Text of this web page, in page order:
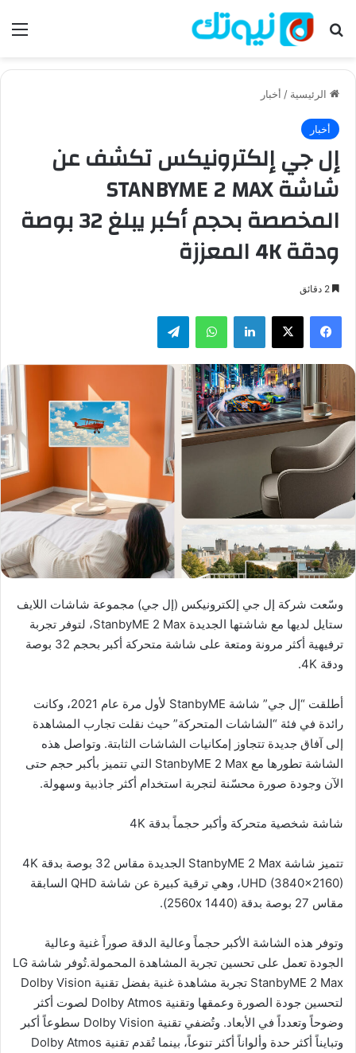
بحث عن
الرئيسية / أخبار
أخبار
إل جي إلكترونيكس تكشف عن
شاشة STANBYME 2 MAX
المخصصة بحجم أكبر يبلغ 32 بوصة
ودقة 4K المعززة
فيسبوك ‫X لينكدإن واتساب تيلقرام
وسّعت شركة إل جي إلكترونيكس (إل جي) مجموعة شاشات اللايف
ستايل لديها مع شاشتها الجديدة StanbyME 2 Max، لتوفر تجربة
ترفيهية أكثر مرونة ومتعة على شاشة متحركة أكبر بحجم 32 بوصة
ودقة 4K.
أطلقت “إل جي” شاشة StanbyME لأول مرة عام 2021، وكانت
رائدة في فئة “الشاشات المتحركة” حيث نقلت تجارب المشاهدة
إلى آفاق جديدة تتجاوز إمكانيات الشاشات الثابتة. وتواصل هذه
الشاشة تطورها مع StanbyME 2 Max التي تتميز بأكبر حجم حتى
الآن وجودة صورة محسّنة لتجربة استخدام أكثر جاذبية وسهولة.
شاشة شخصية متحركة وأكبر حجماً بدقة 4K
تتميز شاشة StanbyME 2 Max الجديدة مقاس 32 بوصة بدقة 4K
UHD (3840×2160)، وهي ترقية كبيرة عن شاشة QHD السابقة
مقاس 27 بوصة بدقة (2560x 1440).
وتوفر هذه الشاشة الأكبر حجماً وعالية الدقة صوراً غنية وعالية
الجودة تعمل على تحسين تجربة المشاهدة المحمولة.تُوفر شاشة LG
StanbyME 2 Max تجربة مشاهدة غنية بفضل تقنية Dolby Vision
لتحسين جودة الصورة وعمقها وتقنية Dolby Atmos لصوت أكثر
وضوحاً وتعدداً في الأبعاد. وتُضفي تقنية Dolby Vision سطوعاً أكبر
وتبايناً أكثر حدة وألواناً أكثر تنوعاً، بينما تُقدم تقنية Dolby Atmos